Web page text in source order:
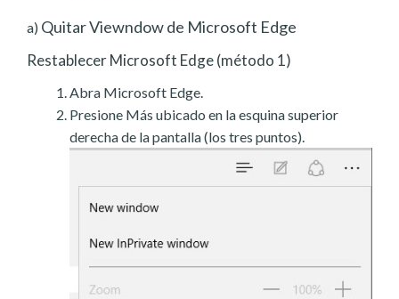
a) Quitar Viewndow de Microsoft Edge
Restablecer Microsoft Edge (método 1)
Abra Microsoft Edge.
Presione Más ubicado en la esquina superior
derecha de la pantalla (los tres puntos).